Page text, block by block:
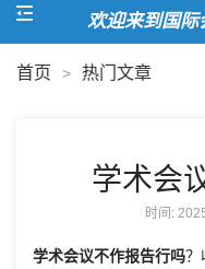
欢迎来到国际会
首页 > 热门文章
学术会
时间:
学术会议不作报告行吗？